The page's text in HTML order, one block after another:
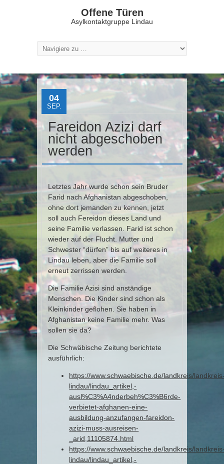
Offene Türen
Asylkontaktgruppe Lindau
04
SEP.
Fareidon Azizi darf
nicht abgeschoben
werden
Letztes Jahr wurde schon sein Bruder
Farid nach Afghanistan abgeschoben,
ohne dort jemanden zu kennen, jetzt
soll auch Fereidon dieses Land und
seine Familie verlassen. Farid ist schon
wieder auf der Flucht. Mutter und
Schwester “dürfen” bis auf weiteres in
Lindau leben, aber die Familie soll
erneut zerrissen werden.
Die Familie Azisi sind anständige
Menschen. Die Kinder sind schon als
Kleinkinder geflohen. Sie haben in
Afghanistan keine Familie mehr. Was
sollen sie da?
Die Schwäbische Zeitung berichtete
ausführlich:
https://www.schwaebische.de/landkreis/
lindau/lindau_artikel,-
ausl%C3%A4nderbeh%C3%B6rde-
verbietet-afghanen-eine-
ausbildung-anzufangen-fareidon-
azizi-muss-ausreisen-
_arid,11105874.html
https://www.schwaebische.de/landkreis/
lindau/lindau_artikel,-